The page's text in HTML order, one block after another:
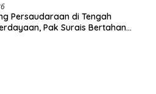
Persaudaraan di Tengah
Pak Surais Bertahan